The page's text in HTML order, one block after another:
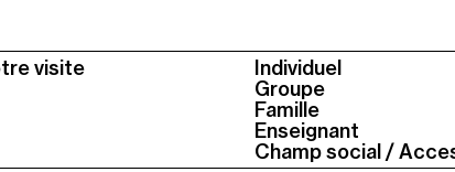
visite
Individuel
Groupe
Famille
Enseignant
Champ social /